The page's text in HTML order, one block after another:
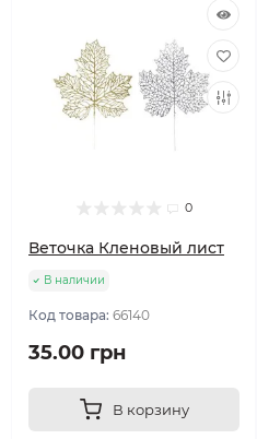
0
Веточка Кленовый лист
В наличии
Код товара: 66140
35.00 грн
В корзину